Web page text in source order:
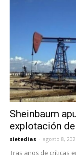
Sheinbaum
explotación
sietedias - agosto 8,
Tras años de críticas